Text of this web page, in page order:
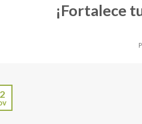
¡Fortalece